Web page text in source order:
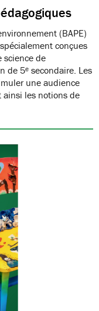
(BAPE)
conçues
science de
de 5ᵉ secondaire. Les
une audience
les notions de